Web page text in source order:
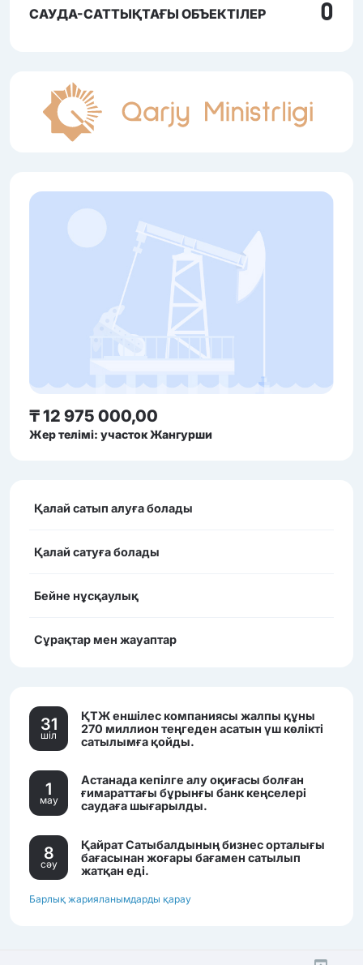
САУДА-САТТЫҚТАҒЫ ОБЪЕКТІЛЕР 0
₸ 12 975 000,00
Жер телімі: участок Жангурши
Қалай сатып алуға болады
Қалай сатуға болады
Бейне нұсқаулық
Сұрақтар мен жауаптар
31
шiл
ҚТЖ еншілес компаниясы жалпы құны
270 миллион теңгеден асатын үш көлікті
сатылымға қойды.
1
мау
Астанада кепілге алу оқиғасы болған
ғимараттағы бұрынғы банк кеңселері
саудаға шығарылды.
8
сәу
Қайрат Сатыбалдының бизнес орталығы
бағасынан жоғары бағамен сатылып
жатқан еді.
Барлық жарияланымдарды қарау